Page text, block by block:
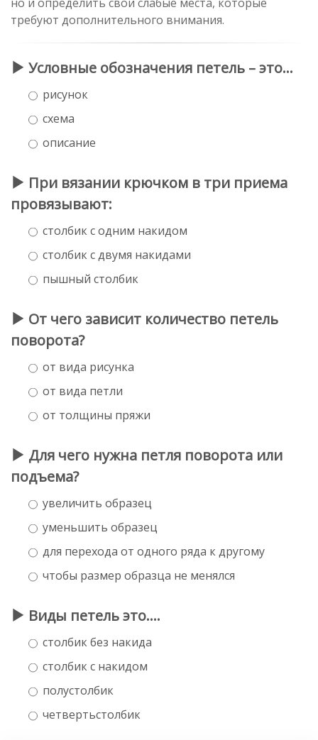
требуют дополнительного внимания.
Условные обозначения петель – это…
рисунок
схема
описание
При вязании крючком в три приема
провязывают:
столбик с одним накидом
столбик с двумя накидами
пышный столбик
От чего зависит количество петель
поворота?
от вида рисунка
от вида петли
от толщины пряжи
Для чего нужна петля поворота или
подъема?
увеличить образец
уменьшить образец
для перехода от одного ряда к другому
чтобы размер образца не менялся
Виды петель это....
столбик без накида
столбик с накидом
полустолбик
четвертьстолбик